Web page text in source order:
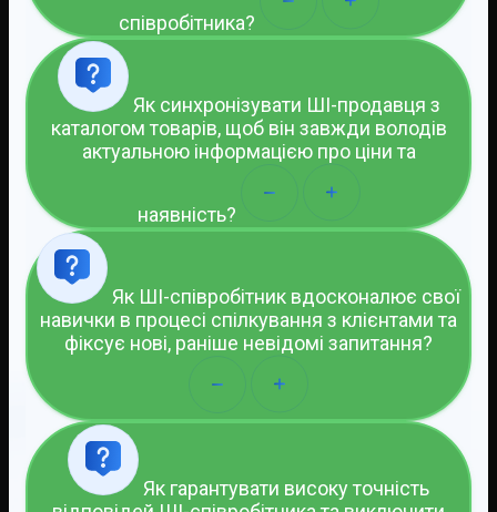
співробітника?
Як синхронізувати ШІ-продавця з
каталогом товарів, щоб він завжди володів
актуальною інформацією про ціни та
наявність?
Як ШІ-співробітник вдосконалює свої
навички в процесі спілкування з клієнтами та
фіксує нові, раніше невідомі запитання?
Як гарантувати високу точність